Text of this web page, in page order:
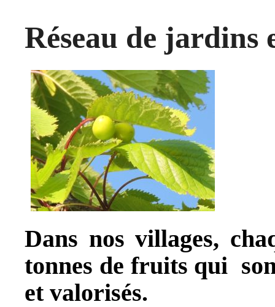
Réseau de jardins
Dans nos villages,
tonnes de fruits qui
et valorisés.